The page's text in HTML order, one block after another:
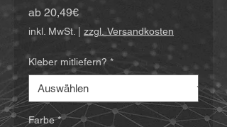
ab 20,49€Sale-
Preis
inkl. MwSt. | zzgl. Versandkosten
Kleber mitliefern? *
Farbe *